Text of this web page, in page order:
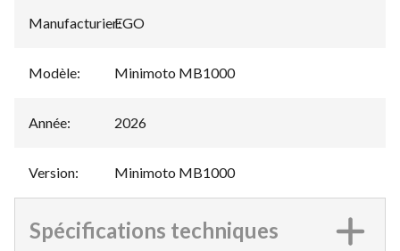
Manufacturier:
EGO
Modèle: Minimoto MB1000
Année: 2026
Version: Minimoto MB1000
Spécifications techniques